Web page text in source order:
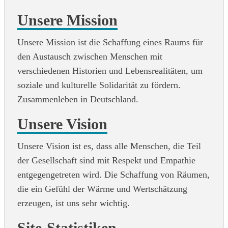
Unsere Mission
Unsere Mission ist die Schaffung eines Raums für
den Austausch zwischen Menschen mit
verschiedenen Historien und Lebensrealitäten, um
soziale und kulturelle Solidarität zu fördern.
Zusammenleben in Deutschland.
Unsere Vision
Unsere Vision ist es, dass alle Menschen, die Teil
der Gesellschaft sind mit Respekt und Empathie
entgegengetreten wird. Die Schaffung von Räumen,
die ein Gefühl der Wärme und Wertschätzung
erzeugen, ist uns sehr wichtig.